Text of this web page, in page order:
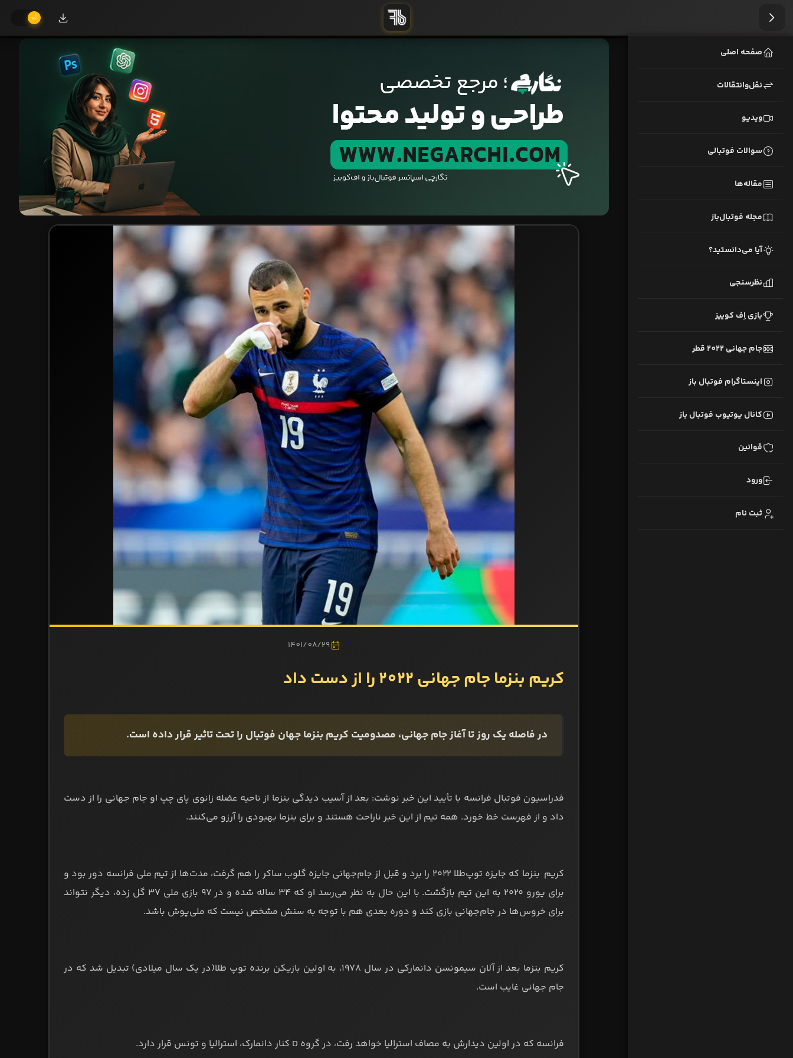
صفحه اصلی
نقل‌وانتقالات
ویدیو
سوالات فوتبالی
مقاله‌ها
مجله فوتبال‌باز
آیا می‌دانستید؟
نظرسنجی
بازی اِف کوییز
جام جهانی 2022 قطر
اینستاگرام فوتبال باز
کانال یوتیوب فوتبال باز
قوانین
ورود
ثبت نام
1401/08/29
کریم بنزما جام جهانی 2022 را از دست داد
در فاصله یک روز تا آغاز جام جهانی، مصدومیت کریم بنزما جهان فوتبال را تحت تاثیر قرار داده است.
فدراسیون فوتبال فرانسه با تأیید این خبر نوشت: بعد از آسیب دیدگی بنزما از ناحیه عضله زانوی پای چپ او جام جهانی را از دست
داد و از فهرست خط خورد. همه تیم از این خبر ناراحت هستند و برای بنزما بهبودی را آرزو می‌کنند.
کریم بنزما که جایزه توپ‌طلا ۲۰۲۲ را برد و قبل از جام‌جهانی جایزه گلوب ساکر را هم گرفت، مدت‌ها از تیم ملی فرانسه دور بود و
برای یورو ۲۰۲۰ به این تیم بازگشت. با این حال به نظر می‌رسد او که ۳۴ ساله شده و در ۹۷ بازی ملی ۳۷ گل زده، دیگر نتواند
برای خروس‌ها در جام‌جهانی بازی کند و دوره بعدی هم با توجه به سنش مشخص نیست که ملی‌پوش باشد.
کریم بنزما بعد از آلان سیمونسن دانمارکی در سال 1978، به اولین بازیکن برنده توپ طلا(در یک سال میلادی) تبدیل شد که در
جام جهانی غایب است.
فرانسه که در اولین دیدارش به مصاف استرالیا خواهد رفت، در گروه D کنار دانمارک، استرالیا و تونس قرار دارد.